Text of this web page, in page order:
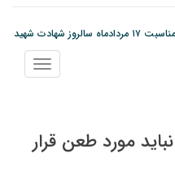
پیام رئیس کل دادگستری استان کرمان به مناسبت ۱۷ مردادماه سالروز شهادت شهید
نمایش
منو
مورد طعن قرار